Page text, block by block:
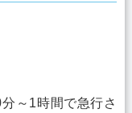
～1時間で急行さ